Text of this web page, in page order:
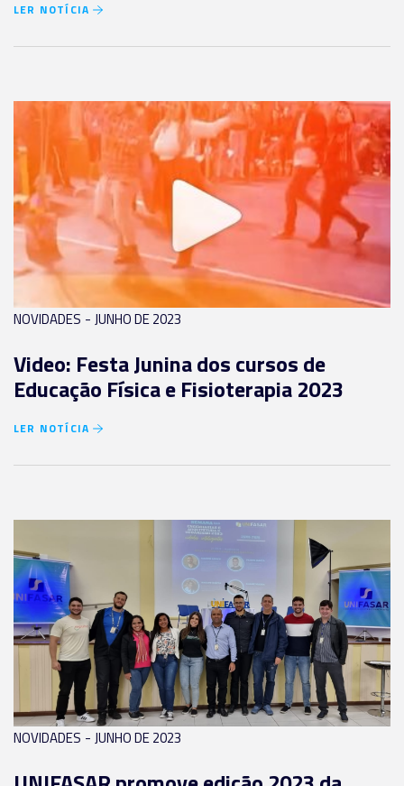
LER NOTÍCIA
NOVIDADES - JUNHO DE 2023
Video: Festa Junina dos cursos de
Educação Física e Fisioterapia 2023
LER NOTÍCIA
NOVIDADES - JUNHO DE 2023